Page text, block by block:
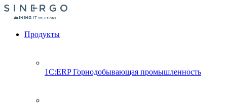
Продукты
1С:ERP Горнодобывающая промышленность